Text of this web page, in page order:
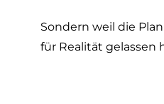
Sondern weil die
für Realität gelassen